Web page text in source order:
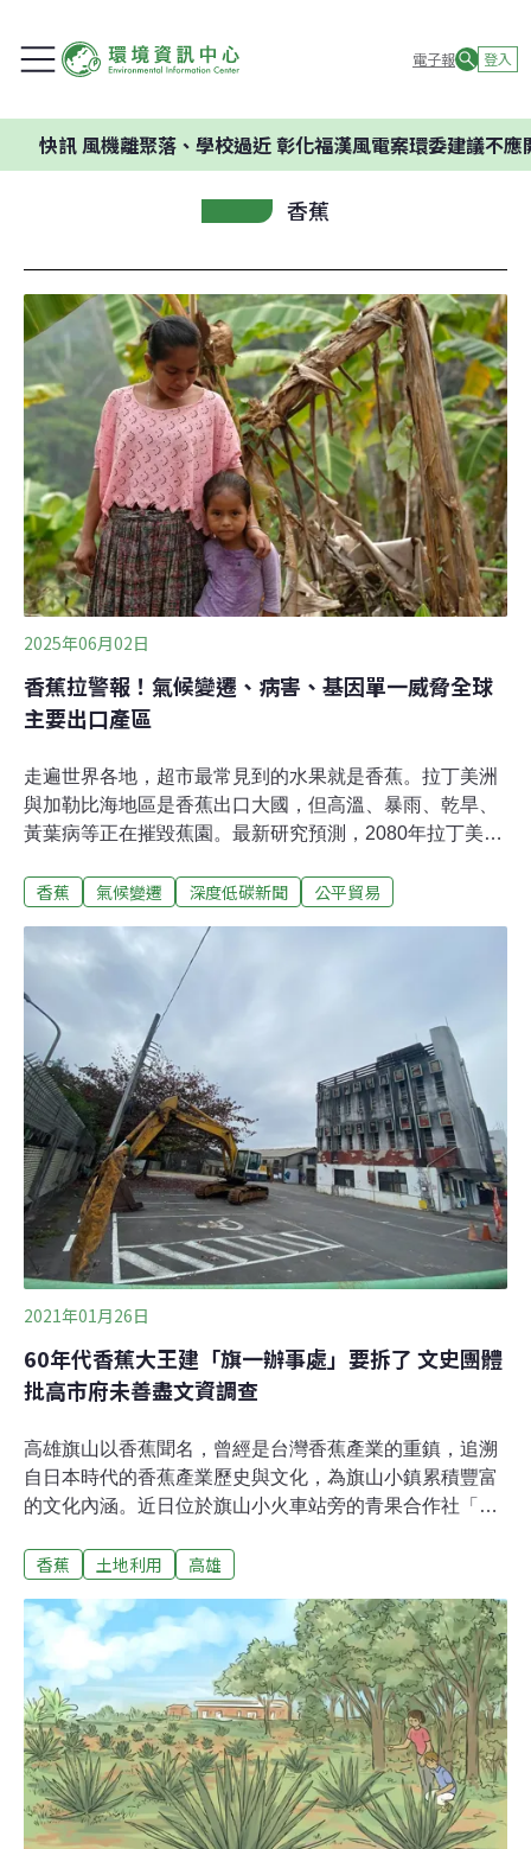
電子報 登入
機離聚落、學校過近 彰化福漢風電案環委建議不應開發
香蕉
2025年06月02日
香蕉拉警報！氣候變遷、病害、基因單一威脅全球
主要出口產區
走遍世界各地，超市最常見到的水果就是香蕉。拉丁美洲
與加勒比海地區是香蕉出口大國，但高溫、暴雨、乾旱、
黃葉病等正在摧毀蕉園。最新研究預測，2080年拉丁美洲
點心，更是僅次於小麥、稻米與玉米的全球第四大糧食作
量。對許多開發中國家來說，香蕉是讓家庭溫飽的主糧。
拉丁美洲與加勒比海地區是重要出口國，約占全球香蕉出
口總量的八成。英國慈善組織「基督教援助」（Christian
Aid）最新報告指出，歐洲與美國的香蕉大多仰賴拉丁美洲
進口，但這區域易受到氣候變遷影響，預計2080年適合種
植香蕉的土地將減少六成，2050年印度、巴西等國的香蕉
產量也會因氣候變遷下降。高溫、乾旱、風暴、病菌都是
香蕉的大敵。香蕉生長的最佳溫度介於15°C～35°C間，不
耐乾旱。暴風撕裂蕉葉，讓光合作用下降，而高溫助長病
菌蔓延。近
香蕉 氣候變遷 深度低碳新聞 公平貿易
2021年01月26日
60年代香蕉大王建「旗一辦事處」要拆了 文史團體
批高市府未善盡文資調查
高雄旗山以香蕉聞名，曾經是台灣香蕉產業的重鎮，追溯
自日本時代的香蕉產業歷史與文化，為旗山小鎮累積豐富
的文化內涵。近日位於旗山小火車站旁的青果合作社「旗
會出面呼籲勿拆，要求政府重視地方文化資產保存價值。
山地區乃至台灣香蕉產銷的歷史淵源和文化路徑，對於目
前政府推動的地域振興、地方創生政策，是在地發展相關
產業不可或缺的重點空間，應該為旗山保存此一文化資
產。文化局：未達文資價值 文史團體：只憑外觀判斷，程
序草率22日高雄市政府文化局專案小組到場會勘，隔日發
布說明指出，文資評估結果該建物未達法定文化資產價值
基準。文化局指出，高雄青果運輸合作社旗山第1辦事處
產權屬私人所有，過去未曾有個人或團體提報申請文化資
香蕉 土地利用 高雄